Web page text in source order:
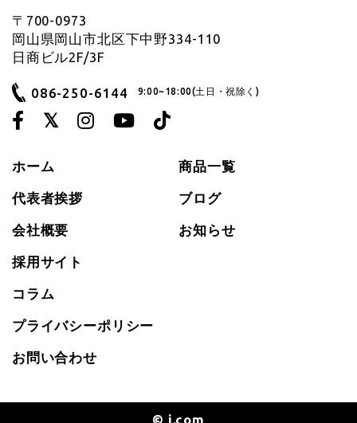
〒700-0973
岡山県岡山市北区下中野334-110
日商ビル2F/3F
086-250-6144 9:00~18:00(土日・祝除く)
ホーム
代表者挨拶
会社概要
商品一覧
ブログ
お知らせ
採用サイト
コラム
プライバシーポリシー
お問い合わせ
© i.com